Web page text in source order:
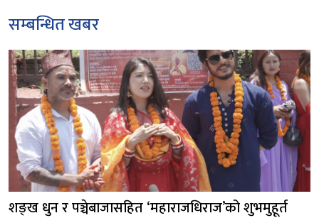
सम्बन्धित खबर
शङ्ख धुन र पञ्चेबाजासहित ‘महाराजधिराज’को शुभमुहूर्त